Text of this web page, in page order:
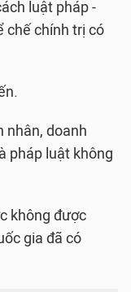
luật pháp -
chế chính trị có
nhân, doanh
pháp luật không
không được
gia đã có